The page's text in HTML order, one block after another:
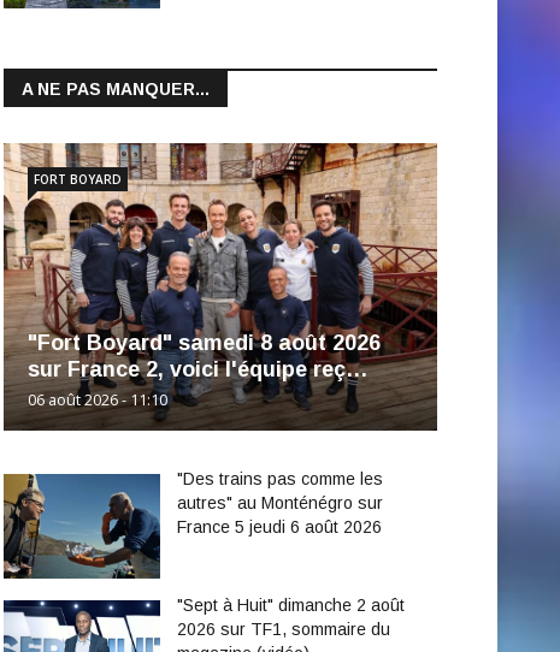
A NE PAS MANQUER...
"Fort Boyard" samedi 8 août 2026
sur France 2, voici l'équipe reç…
06 août 2026 - 11:10
FORT BOYARD
"Des trains pas comme les
autres" au Monténégro sur
France 5 jeudi 6 août 2026
"Sept à Huit" dimanche 2 août
2026 sur TF1, sommaire du